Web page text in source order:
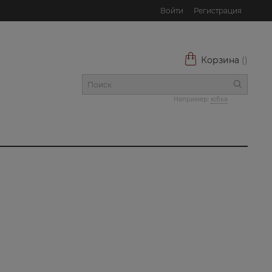
Войти Регистрация
Корзина ()
Например: юбка